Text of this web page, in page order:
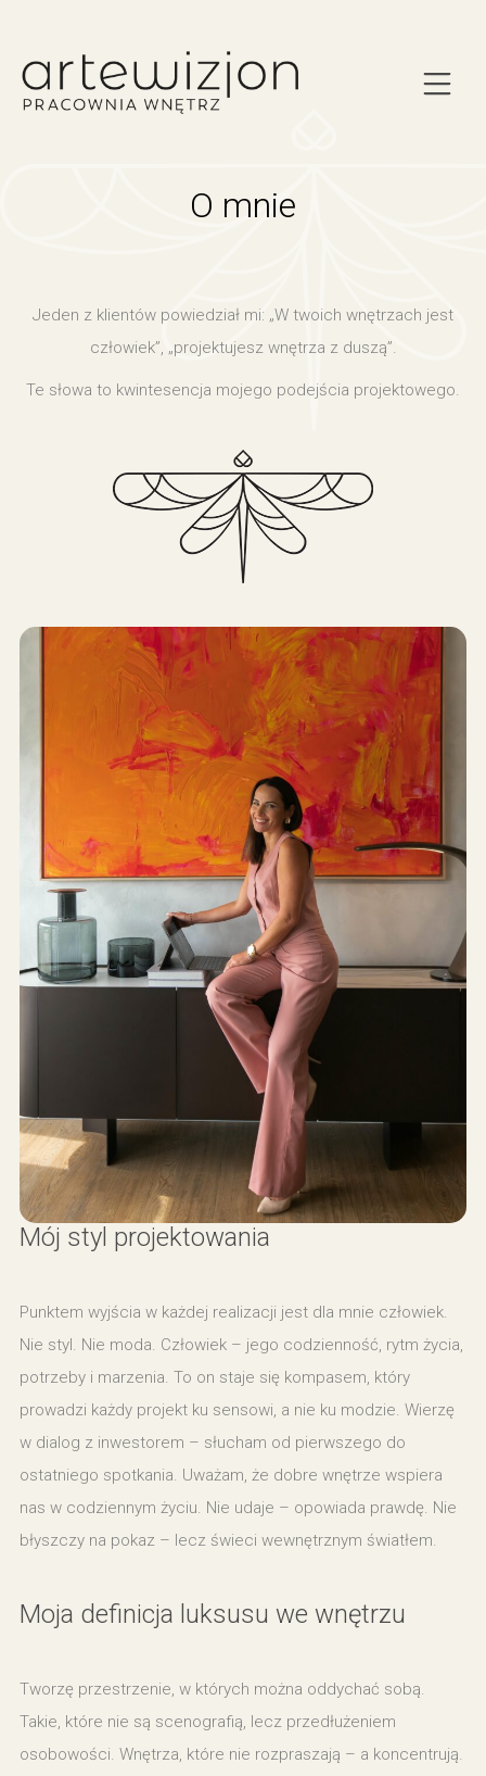
O mnie
Jeden z klientów powiedział mi: „W twoich wnętrzach jest
człowiek”, „projektujesz wnętrza z duszą”.
Te słowa to kwintesencja mojego podejścia projektowego.
Mój styl projektowania
Punktem wyjścia w każdej realizacji jest dla mnie człowiek.
Nie styl. Nie moda. Człowiek – jego codzienność, rytm życia,
potrzeby i marzenia. To on staje się kompasem, który
prowadzi każdy projekt ku sensowi, a nie ku modzie. Wierzę
w dialog z inwestorem – słucham od pierwszego do
ostatniego spotkania. Uważam, że dobre wnętrze wspiera
nas w codziennym życiu. Nie udaje – opowiada prawdę. Nie
błyszczy na pokaz – lecz świeci wewnętrznym światłem.
Moja definicja luksusu we wnętrzu
Tworzę przestrzenie, w których można oddychać sobą.
Takie, które nie są scenografią, lecz przedłużeniem
osobowości. Wnętrza, które nie rozpraszają – a koncentrują.